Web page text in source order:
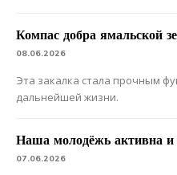
Компас добра ямальской
08.06.2026
Эта закалка стала прочным
дальнейшей жизни.
Наша молодёжь активна и
07.06.2026